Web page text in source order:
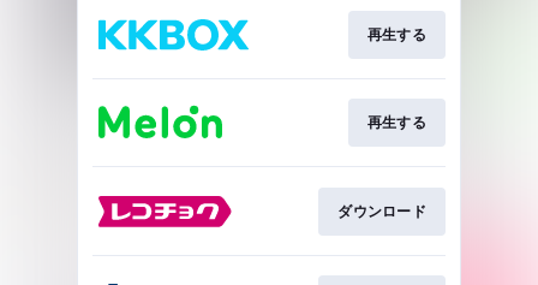
再生する
再生する
ダウンロード